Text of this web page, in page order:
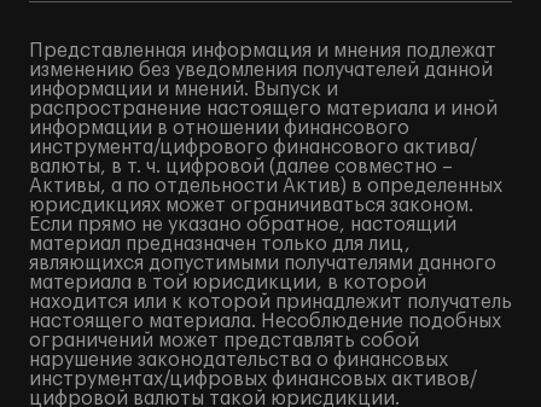
Представленная информация и мнения подлежат
изменению без уведомления получателей данной
информации и мнений. Выпуск и
распространение настоящего материала и иной
информации в отношении финансового
инструмента/цифрового финансового актива/
валюты, в т. ч. цифровой (далее совместно –
Активы, а по отдельности Актив) в определенных
юрисдикциях может ограничиваться законом.
Если прямо не указано обратное, настоящий
материал предназначен только для лиц,
являющихся допустимыми получателями данного
материала в той юрисдикции, в которой
находится или к которой принадлежит получатель
настоящего материала. Несоблюдение подобных
ограничений может представлять собой
нарушение законодательства о финансовых
инструментах/цифровых финансовых активов/
цифровой валюты такой юрисдикции.